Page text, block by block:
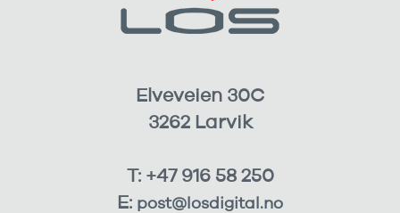
Elveveien 30C
3262 Larvik
T: +47 916 58 250
E: post@losdigital.no